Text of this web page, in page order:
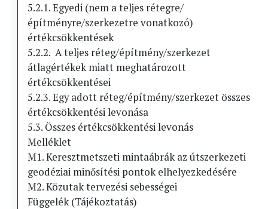
5.2.1. Egyedi (nem a teljes rétegre/
építményre/szerkezetre vonatkozó)
értékcsökkentések
5.2.2. A teljes réteg/építmény/szerkezet
átlagértékek miatt meghatározott
értékcsökkentései
5.2.3. Egy adott réteg/építmény/szerkezet összes
értékcsökkentési levonása
5.3. Összes értékcsökkentési levonás
Melléklet
M1. Keresztmetszeti mintaábrák az útszerkezeti
geodéziai minősítési pontok elhelyezkedésére
M2. Közutak tervezési sebességei
Függelék (Tájékoztatás)